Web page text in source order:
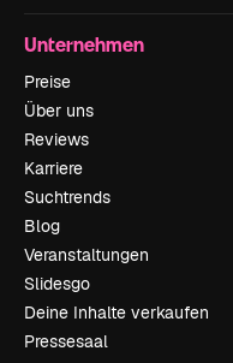
Unternehmen
Preise
Über uns
Reviews
Karriere
Suchtrends
Blog
Veranstaltungen
Slidesgo
Deine Inhalte verkaufen
Pressesaal